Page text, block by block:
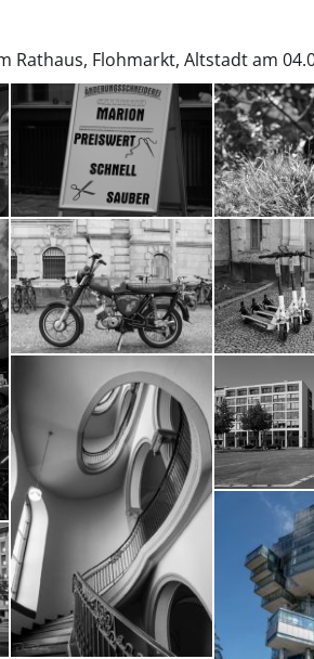
Rathaus, Flohmarkt, Altstadt am